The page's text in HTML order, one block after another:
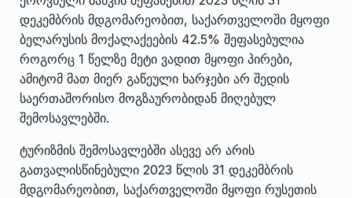
დეკემბრის მდგომარეობით, საქართველოში მყოფი
ბელარუსის მოქალაქეების 42.5% შეფასებულია
როგორც 1 წელზე მეტი ვადით მყოფი პირები,
ამიტომ მათ მიერ გაწეული ხარჯები არ შედის
საერთაშორისო მოგზაურობიდან მიღებულ
შემოსავლებში.
ტურიზმის შემოსავლებში ასევე არ არის
გათვალისწინებული 2023 წლის 31 დეკემბრის
მდგომარეობით, საქართველოში მყოფი რუსეთის